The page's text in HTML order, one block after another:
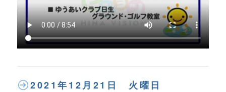
2021年12月21日 火曜日